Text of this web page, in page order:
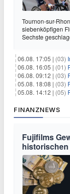
Tournon-sur-
siebenköpfigen
Sechste
06.08. 17:05 | (03)
06.08. 16:05 | (01)
06.08. 09:12 | (03)
05.08. 18:08 | (03)
05.08. 14:12 | (05)
FINANZNEWS
Fujifilms